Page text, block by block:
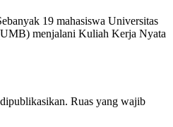
19 mahasiswa Universitas
menjalani Kuliah Kerja Nyata
Ruas yang wajib